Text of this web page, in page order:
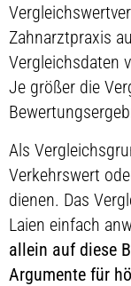
Zahnarztpraxis
Vergleichsdaten
Je größer die
Als
Verkehrswert
dienen. Das
Laien einfach
allein auf diese
Argumente für